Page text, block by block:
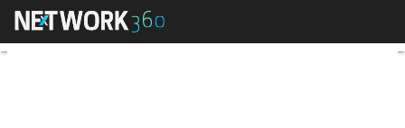
Jean-Philippe Courtois,